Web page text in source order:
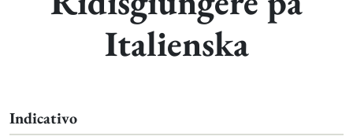
Italienska
Indicativo